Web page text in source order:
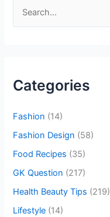
h
:
Categories
Fashion (14)
Fashion Design (58)
Food Recipes (35)
GK Question (217)
Health Beauty Tips (219)
Lifestyle (14)